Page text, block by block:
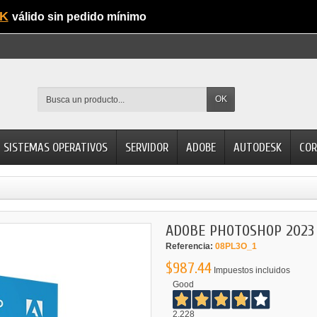
válido sin pedido mínimo
OK
SISTEMAS OPERATIVOS SERVIDOR ADOBE AUTODESK
ADOBE PHOTOSHOP 2023
Referencia: 08PL3O_1
$987.44 Impuestos incluidos
Good
2.228